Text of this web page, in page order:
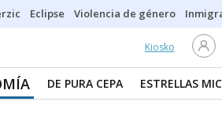
Eclipse Violencia de género
Kiosko
DE PURA CEPA ESTRELLAS